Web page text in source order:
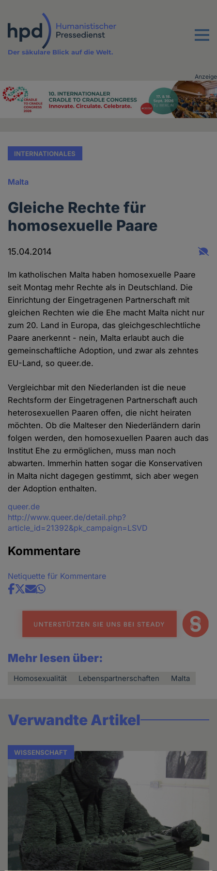
Inhalt
Menu
Der säkulare Blick auf die Welt.
Advertising
Anzeige
INTERNATIONALES
Malta
Gleiche Rechte für
homosexuelle Paare
15.04.2014
Im katholischen Malta haben homosexuelle Paare
seit Montag mehr Rechte als in Deutschland. Die
Einrichtung der Eingetragenen Partnerschaft mit
gleichen Rechten wie die Ehe macht Malta nicht nur
zum 20. Land in Europa, das gleichgeschlechtliche
Paare anerkennt - nein, Malta erlaubt auch die
gemeinschaftliche Adoption, und zwar als zehntes
EU-Land, so queer.de.
Vergleichbar mit den Niederlanden ist die neue
Rechtsform der Eingetragenen Partnerschaft auch
heterosexuellen Paaren offen, die nicht heiraten
möchten. Ob die Malteser den Niederländern darin
folgen werden, den homosexuellen Paaren auch das
Institut Ehe zu ermöglichen, muss man noch
abwarten. Immerhin hatten sogar die Konservativen
in Malta nicht dagegen gestimmt, sich aber wegen
der Adoption enthalten.
Quelle
queer.de
http://www.queer.de/detail.php?
article_id=21392&pk_campaign=LSVD
Kommentare
Netiquette für Kommentare
Share
news
Mehr lesen über:
Homosexualität Lebenspartnerschaften Malta
Verwandte Artikel
WISSENSCHAFT